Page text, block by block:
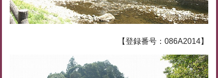
【登録番号：086A2014】